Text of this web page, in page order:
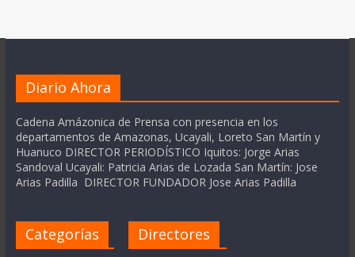
Diario Ahora
Cadena Amázonica de Prensa con presencia en los
departamentos de Amazonas, Ucayali, Loreto San Martín y
Huanuco DIRECTOR PERIODÍSTICO Iquitos: Jorge Arias
Sandoval Ucayali: Patricia Arias de Lozada San Martín: Jose
Arias Padilla DIRECTOR FUNDADOR Jose Arias Padilla
Categorías Directores